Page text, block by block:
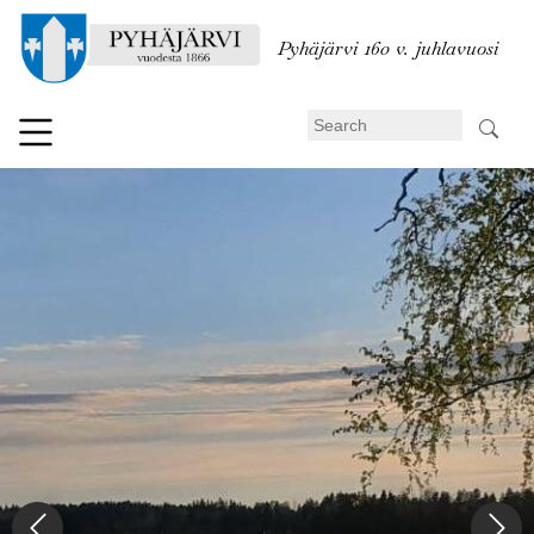
toPyhäjärvi 160 v. juhlavuosi
Search